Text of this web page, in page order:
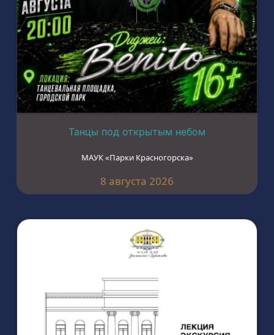
Танцы под открытым небом
МАУК «Парки Красногорска»
8 августа 2026